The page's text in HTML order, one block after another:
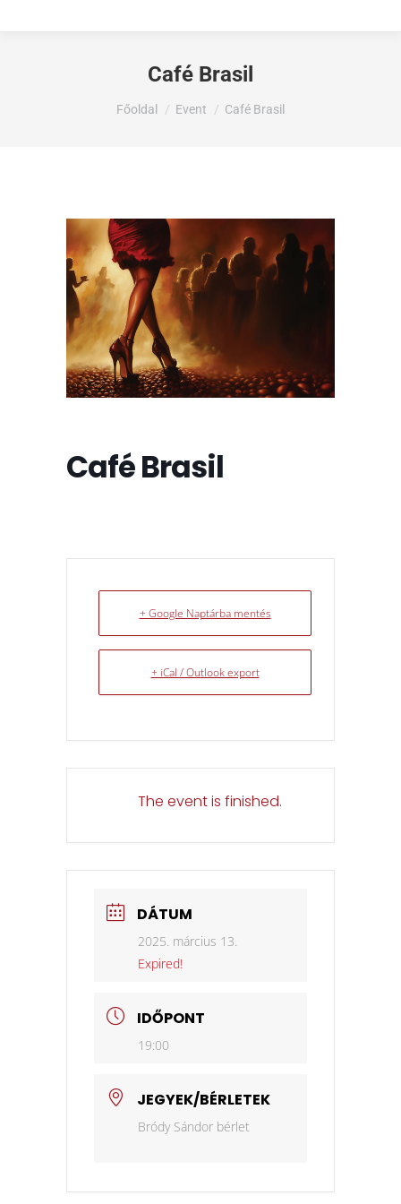
Café Brasil
Ön itt van:
Főoldal Event Café Brasil
Café Brasil
+ Google Naptárba mentés
+ iCal / Outlook export
The event is finished.
DÁTUM
2025. március 13.
Expired!
IDŐPONT
19:00
JEGYEK/BÉRLETEK
Bródy Sándor bérlet